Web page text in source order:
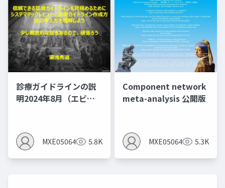
診療ガイドラインの説
明2024年8月（エビデ
とMindsの間違いあ
り）
MXE05064 5.8K
Component network
meta-analysis 公開版
MXE05064 5.3K